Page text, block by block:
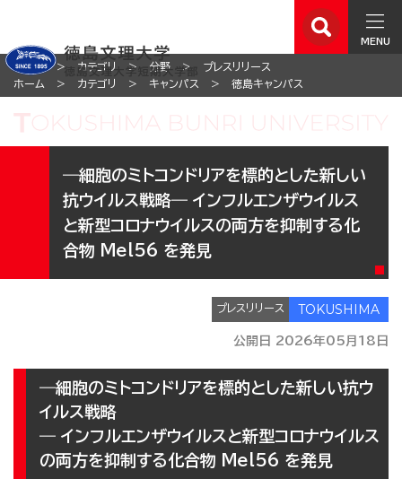
MENU
ホーム カテゴリ 分野
プレスリリース
ホーム
カテゴリ キャンパス 徳島キャンパス
―細胞のミトコンドリアを標的とした新しい
抗ウイルス戦略― インフルエンザウイルス
と新型コロナウイルスの両方を抑制する化
合物 Mel56 を発見
プレスリリース
公開日 2026年05月18日
―細胞のミトコンドリアを標的とした新しい抗ウ
イルス戦略
― インフルエンザウイルスと新型コロナウイルス
の両方を抑制する化合物 Mel56 を発見